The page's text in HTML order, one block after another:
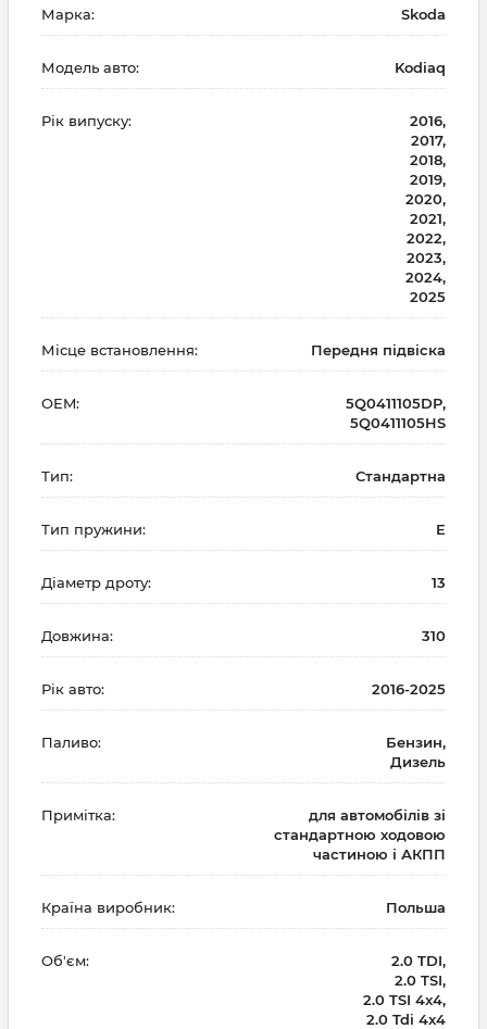
Марка: Skoda
Модель авто: Kodiaq
Рік випуску:
2016,
2017,
2018,
2019,
2020,
2021,
2022,
2023,
2024,
2025
Місце встановлення: Передня підвіска
OEM:
5Q0411105DP,
5Q0411105HS
Тип: Стандартна
Тип пружини: E
Діаметр дроту: 13
Довжина: 310
Рік авто: 2016-2025
Паливо:
Бензин,
Дизель
Примітка:
для автомобілів зі
стандартною ходовою
частиною і АКПП
Країна виробник: Польша
Об'єм:
2.0 TDI,
2.0 TSI,
2.0 TSI 4x4,
2.0 Tdi 4x4